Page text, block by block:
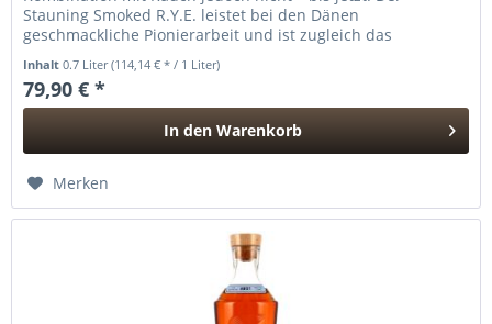
Stauning Smoked R.Y.E. leistet bei den Dänen
geschmackliche Pionierarbeit und ist zugleich das
Inhalt0.7 Liter(114,14 € * / 1 Liter)
79,90 € *
In den Warenkorb
Merken